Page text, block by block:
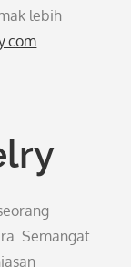
lebih
Semangat